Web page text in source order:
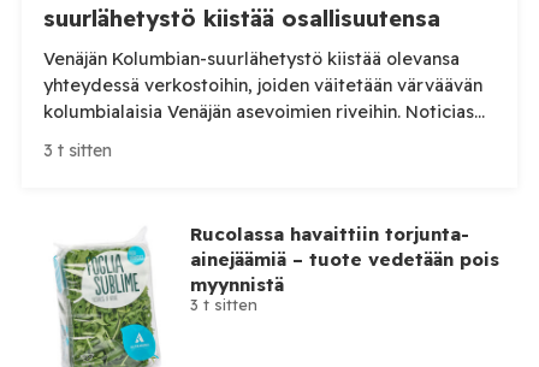
suurlähetystö kiistää osallisuutensa
Venäjän Kolumbian-suurlähetystö kiistää olevansa
yhteydessä verkostoihin, joiden väitetään värväävän
kolumbialaisia Venäjän asevoimien riveihin. Noticias
Caracolin mukaan osalle lähtijöistä on luvattu suuria
kiistänyt yhteytensä kolumbialaisten värväystä
harjoittaviin henkilöihin ja yrityksiin. Suurlähetystö
reagoi kolumbialaisen Noticias Caracolin
julkaisemaan tutkivaan reportaasiin, jossa […]
3 t sitten
Rucolassa havaittiin torjunta-
ainejäämiä – tuote vedetään pois
myynnistä
3 t sitten